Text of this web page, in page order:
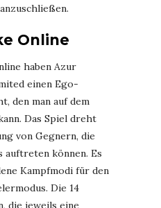
Online
haben Azur
einen Ego-
den man auf dem
Das Spiel dreht
von Gegnern, die
auftreten können. Es
Kampfmodi für den
Die 14
die jeweils eine